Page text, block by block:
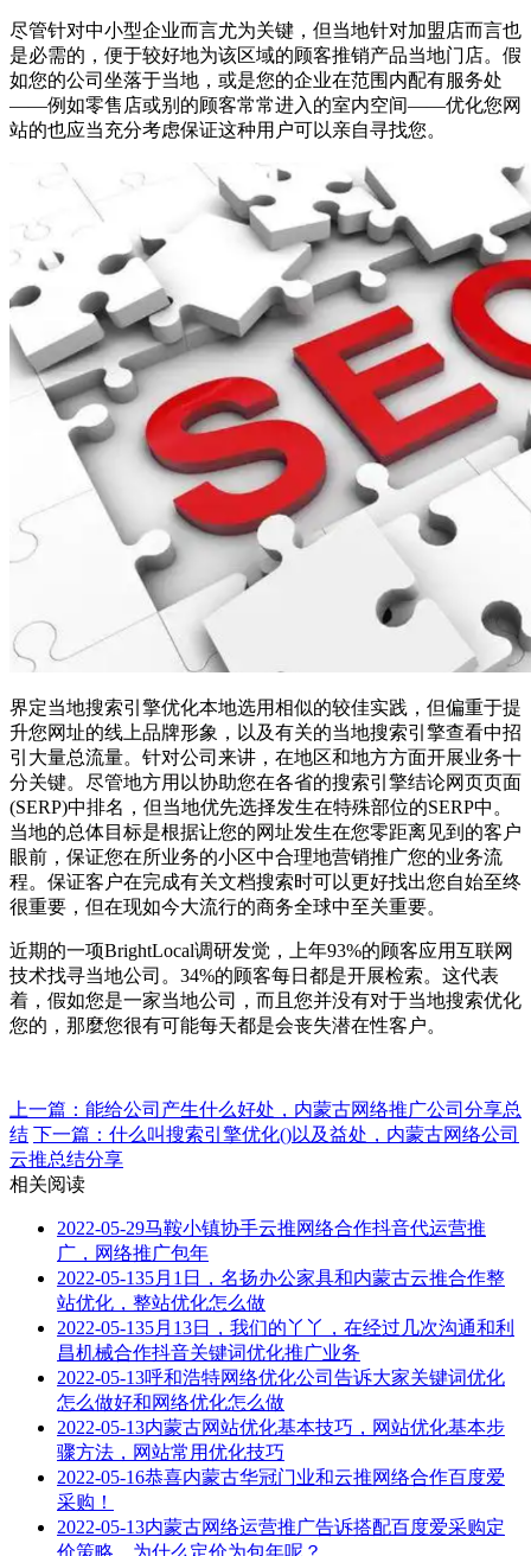
尽管针对中小型企业而言尤为关键，但当地针对加盟店而言也
是必需的，便于较好地为该区域的顾客推销产品当地门店。假
如您的公司坐落于当地，或是您的企业在范围内配有服务处
——例如零售店或别的顾客常常进入的室内空间——优化您网
站的也应当充分考虑保证这种用户可以亲自寻找您。
界定当地搜索引擎优化本地选用相似的较佳实践，但偏重于提
升您网址的线上品牌形象，以及有关的当地搜索引擎查看中招
引大量总流量。针对公司来讲，在地区和地方方面开展业务十
分关键。尽管地方用以协助您在各省的搜索引擎结论网页页面
(SERP)中排名，但当地优先选择发生在特殊部位的SERP中。
当地的总体目标是根据让您的网址发生在您零距离见到的客户
眼前，保证您在所业务的小区中合理地营销推广您的业务流
程。保证客户在完成有关文档搜索时可以更好找出您自始至终
很重要，但在现如今大流行的商务全球中至关重要。
近期的一项BrightLocal调研发觉，上年93%的顾客应用互联网
技术找寻当地公司。34%的顾客每日都是开展检索。这代表
着，假如您是一家当地公司，而且您并没有对于当地搜索优化
您的，那麼您很有可能每天都是会丧失潜在性客户。
上一篇：​能给公司产生什么好处，内蒙古网络推广公司分享总
结 下一篇：​什么叫搜索引擎优化()以及益处，内蒙古网络公司
云推总结分享
相关阅读
2022-05-29马鞍小镇协手云推网络合作抖音代运营推
广，网络推广包年
2022-05-135月1日，名扬办公家具和内蒙古云推合作整
站优化，整站优化怎么做
2022-05-135月13日，我们的丫丫，在经过几次沟通和利
昌机械合作抖音关键词优化推广业务
2022-05-13呼和浩特网络优化公司告诉大家关键词优化
怎么做好和网络优化怎么做
2022-05-13内蒙古网站优化基本技巧，网站优化基本步
骤方法，网站常用优化技巧
2022-05-16恭喜内蒙古华冠门业和云推网络合作百度爱
采购！
2022-05-13内蒙古网络运营推广告诉搭配百度爱采购定
价策略，为什么定价为包年呢？